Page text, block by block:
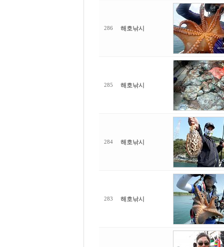
286 해호낚시
285 해호낚시
284 해호낚시
283 해호낚시